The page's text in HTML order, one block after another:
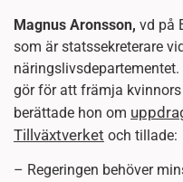
Magnus Aronsson, vd på
som är statssekreterare
gör för att främja
berättade hon om
Tillväxtverket och tillade:
– Regeringen behöver